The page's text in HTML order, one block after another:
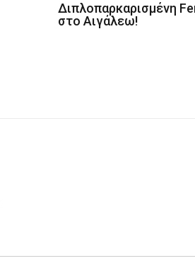
Διπλοπαρκαρισμένη
στο Αιγάλεω!